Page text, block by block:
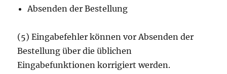
Absenden der Bestellung
(5) Eingabefehler können vor Absenden der
Bestellung über die üblichen
Eingabefunktionen korrigiert werden.